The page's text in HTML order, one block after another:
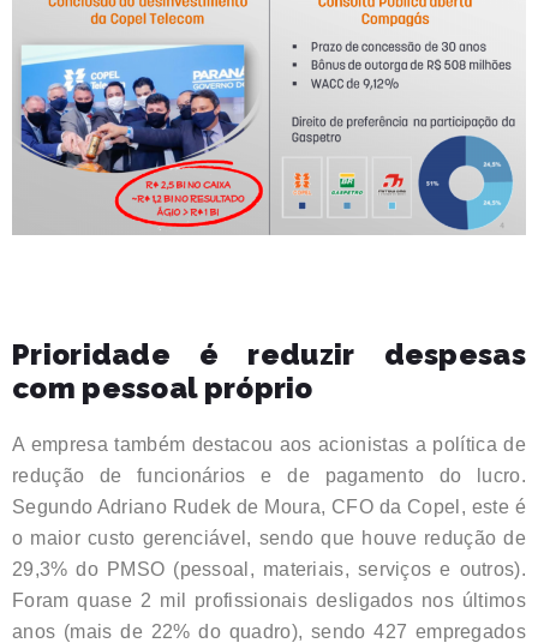
Prioridade é reduzir despesas
com pessoal próprio
A empresa também destacou aos acionistas a política de
redução de funcionários e de pagamento do lucro.
Segundo Adriano Rudek de Moura, CFO da Copel, este é
o maior custo gerenciável, sendo que houve redução de
29,3% do PMSO (pessoal, materiais, serviços e outros).
Foram quase 2 mil profissionais desligados nos últimos
anos (mais de 22% do quadro), sendo 427 empregados